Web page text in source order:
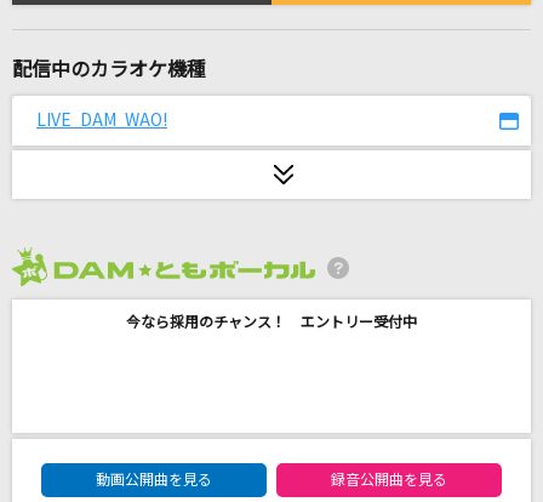
Blue Jeans(ビデオクリップバージョン)
ライラック
[生音]Tomorrow never knows
配信中のカラオケ機種
LIVE DAM WAO!
今なら採用のチャンス！ エントリー受付中
DAM★ともボーカルエントリーランキング
動画公開曲を見る
録音公開曲を見る